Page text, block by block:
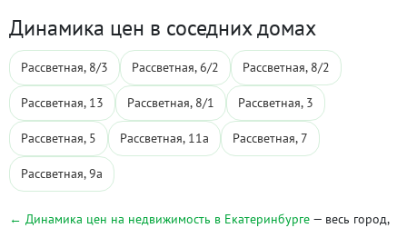
Динамика цен в соседних домах
Рассветная, 8/3 Рассветная, 6/2 Рассветная, 8/2
Рассветная, 13 Рассветная, 8/1 Рассветная, 3
Рассветная, 5 Рассветная, 11а Рассветная, 7
Рассветная, 9а
← Динамика цен на недвижимость в Екатеринбурге — весь город,